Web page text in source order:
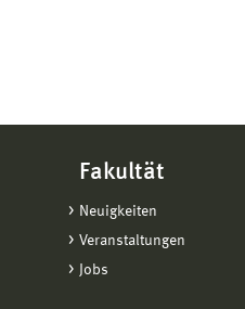
Fakultät
Neuigkeiten
Veranstaltungen
Jobs